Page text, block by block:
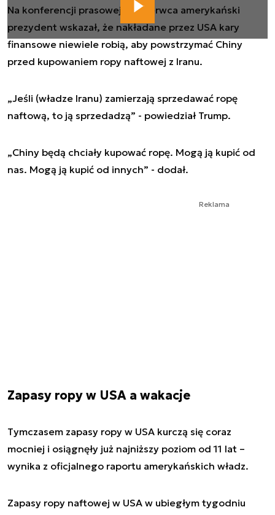
Na konferencji prasowej 25 czerwca amerykański
prezydent wskazał, że nakładane przez USA kary
finansowe niewiele robią, aby powstrzymać Chiny
przed kupowaniem ropy naftowej z Iranu.
„Jeśli (władze Iranu) zamierzają sprzedawać ropę
naftową, to ją sprzedadzą” - powiedział Trump.
„Chiny będą chciały kupować ropę. Mogą ją kupić od
nas. Mogą ją kupić od innych” - dodał.
Reklama
Zapasy ropy w USA a wakacje
Tymczasem zapasy ropy w USA kurczą się coraz
mocniej i osiągnęły już najniższy poziom od 11 lat –
wynika z oficjalnego raportu amerykańskich władz.
Zapasy ropy naftowej w USA w ubiegłym tygodniu